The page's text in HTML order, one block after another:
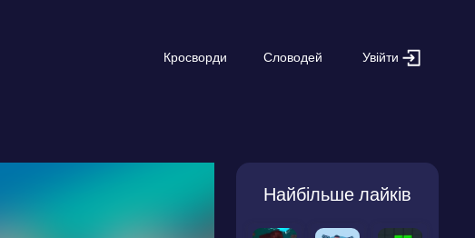
Кросворди Словодей Увійти
Найбільше лайків